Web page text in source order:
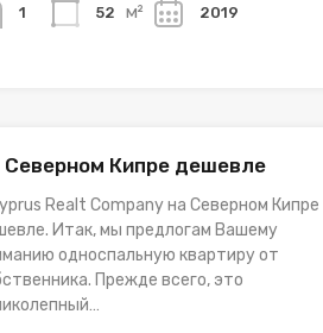
1 52 м² 2019
Северном Кипре дешевле
Realt Company на Северном Кипре
Итак, мы предлогам Вашему
односпальную квартиру от
Прежде всего, это